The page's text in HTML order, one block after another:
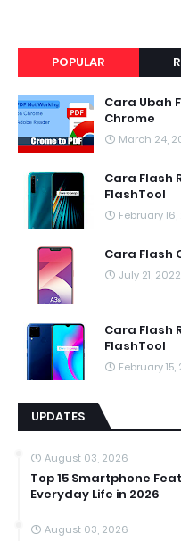
POPULAR
Cara Ubah
Chrome
March 24,
Cara Flash
FlashTool
February
Cara Flash
July 21, 2022
Cara Flash
FlashTool
February 15,
UPDATES
August 03, 2026
Top 15 Smartphone
Everyday Life in 2026
August 03, 2026